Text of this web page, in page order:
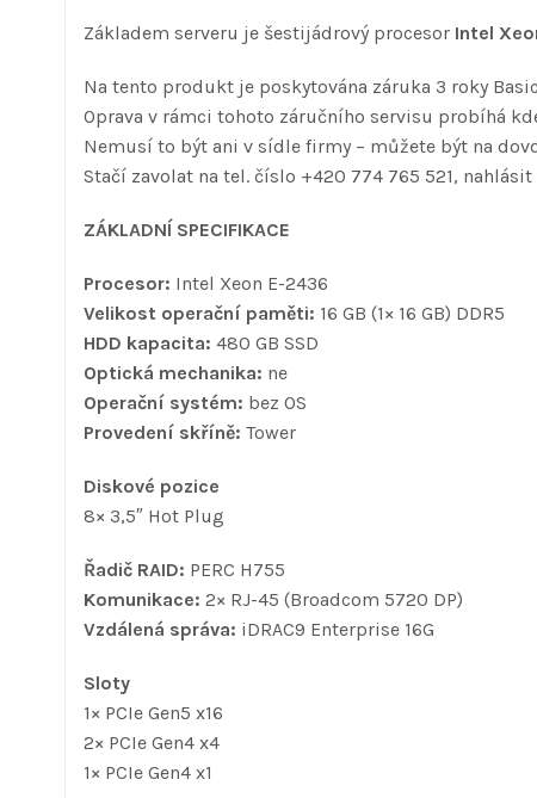
Základem serveru je šestijádrový procesor Intel
Na tento produkt je poskytována záruka 3 roky
Oprava v rámci tohoto záručního servisu probíhá
Nemusí to být ani v sídle firmy – můžete být na
Stačí zavolat na tel. číslo +420 774 765 521,
ZÁKLADNÍ SPECIFIKACE
Procesor: Intel Xeon E-2436
Velikost operační paměti: 16 GB (1× 16 GB) DDR5
HDD kapacita: 480 GB SSD
Optická mechanika: ne
Operační systém: bez OS
Provedení skříně: Tower
Diskové pozice
8× 3,5″ Hot Plug
Řadič RAID: PERC H755
Komunikace: 2× RJ-45 (Broadcom 5720 DP)
Vzdálená správa: iDRAC9 Enterprise 16G
Sloty
1× PCIe Gen5 x16
2× PCIe Gen4 x4
1× PCIe Gen4 x1